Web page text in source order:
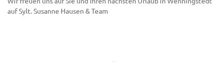
auf Sylt. Susanne Hausen & Team